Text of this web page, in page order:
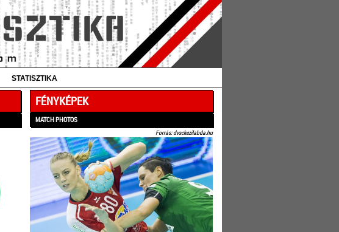
STATISZTIKA
FÉNYKÉPEK
MATCH PHOTOS
Forrás: dvsckezilabda.hu